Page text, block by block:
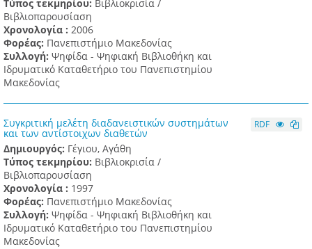
Τύπος τεκμηρίου: Βιβλιοκρισία /
Βιβλιοπαρουσίαση
Χρονολογία : 2006
Φορέας: Πανεπιστήμιο Μακεδονίας
Συλλογή: Ψηφίδα - Ψηφιακή Βιβλιοθήκη και
Ιδρυματικό Καταθετήριο του Πανεπιστημίου
Μακεδονίας
Συγκριτική μελέτη διαδανειστικών συστημάτων
και των αντίστοιχων διαθετών
Δημιουργός: Γέγιου, Αγάθη
Τύπος τεκμηρίου: Βιβλιοκρισία /
Βιβλιοπαρουσίαση
Χρονολογία : 1997
Φορέας: Πανεπιστήμιο Μακεδονίας
Συλλογή: Ψηφίδα - Ψηφιακή Βιβλιοθήκη και
Ιδρυματικό Καταθετήριο του Πανεπιστημίου
Μακεδονίας
RDF